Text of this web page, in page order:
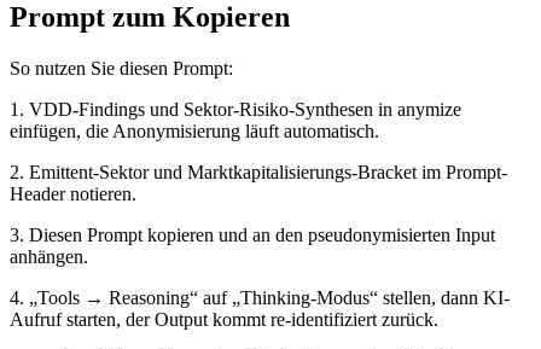
Prompt zum Kopieren
So nutzen Sie diesen Prompt:
1. VDD-Findings und Sektor-Risiko-Synthesen in anymize
einfügen, die Anonymisierung läuft automatisch.
2. Emittent-Sektor und Marktkapitalisierungs-Bracket im Prompt-
Header notieren.
3. Diesen Prompt kopieren und an den pseudonymisierten Input
anhängen.
4. „Tools → Reasoning“ auf „Thinking-Modus“ stellen, dann KI-
Aufruf starten, der Output kommt re-identifiziert zurück.